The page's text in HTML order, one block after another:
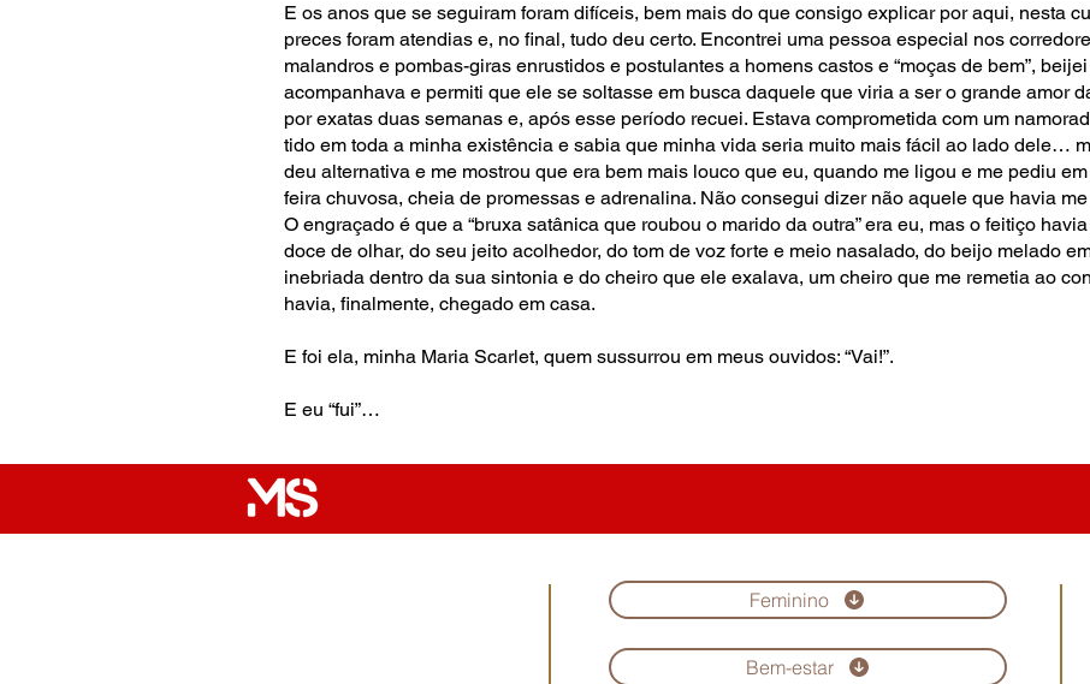
E os anos que se seguiram foram difíceis, bem mais do que consigo explicar por aqui, nesta
preces foram atendias e, no final, tudo deu certo. Encontrei uma pessoa especial nos
malandros e pombas-giras enrustidos e postulantes a homens castos e “moças de bem”,
acompanhava e permiti que ele se soltasse em busca daquele que viria a ser o grande amor
por exatas duas semanas e, após esse período recuei. Estava comprometida com um
tido em toda a minha existência e sabia que minha vida seria muito mais fácil ao lado dele…
deu alternativa e me mostrou que era bem mais louco que eu, quando me ligou e me pediu
feira chuvosa, cheia de promessas e adrenalina. Não consegui dizer não aquele que havia
O engraçado é que a “bruxa satânica que roubou o marido da outra” era eu, mas o feitiço
doce de olhar, do seu jeito acolhedor, do tom de voz forte e meio nasalado, do beijo melado
inebriada dentro da sua sintonia e do cheiro que ele exalava, um cheiro que me remetia ao
havia, finalmente, chegado em casa.
E foi ela, minha Maria Scarlet, quem sussurrou em meus ouvidos: “Vai!”.
E eu “fui”…
Feminino
Bem-estar